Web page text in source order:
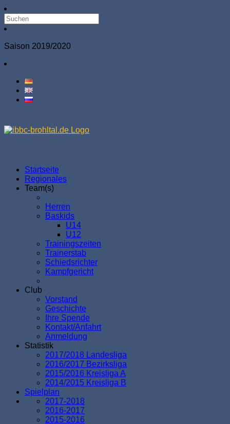
Saison 2019/2020
Startseite
Regionales
Team(s)
Herren
Baskids
U14
U12
Trainingszeiten
Trainerstab
Schiedsrichter
Kampfgericht
Club
Vorstand
Geschichte
Ihre Spende
Kontakt/Anfahrt
Anmeldung
Statistik
2017/2018 Landesliga
2016/2017 Bezirksliga
2015/2016 Kreisliga A
2014/2015 Kreisliga B
Spielplan
2017-2018
2016-2017
2015-2016